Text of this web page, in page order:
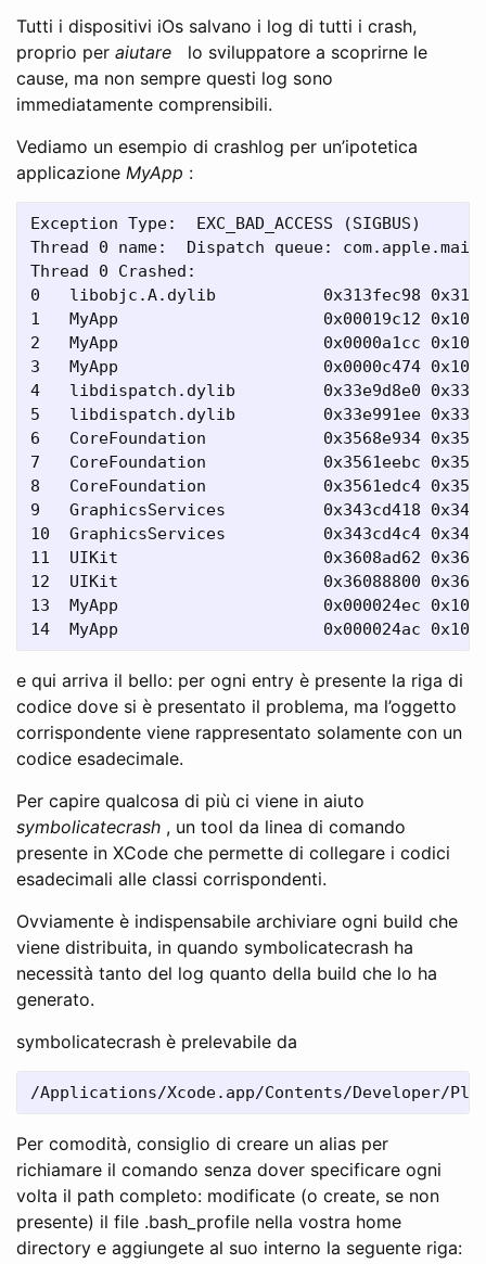
Tutti i dispositivi iOs salvano i log di tutti i crash,
proprio per aiutare lo sviluppatore a scoprirne le
cause, ma non sempre questi log sono
immediatamente comprensibili.
Vediamo un esempio di crashlog per un’ipotetica
applicazione MyApp :
Exception Type:  EXC_BAD_ACCESS (SIGBUS)
Thread 0 name:  Dispatch queue:
Thread 0 Crashed:
0   libobjc.A.dylib           0x313fec98
1   MyApp                     0x00019c12 0x1000
2   MyApp                     0x0000a1cc 0x1000
3   MyApp                     0x0000c474 0x1000
4   libdispatch.dylib         0x33e9d8e0
5   libdispatch.dylib         0x33e991ee
6   CoreFoundation            0x3568e934
7   CoreFoundation            0x3561eebc
8   CoreFoundation            0x3561edc4
9   GraphicsServices          0x343cd418
10  GraphicsServices          0x343cd4c4
11  UIKit                     0x3608ad62
12  UIKit                     0x36088800
13  MyApp                     0x000024ec 0x1000
e qui arriva il bello: per ogni entry è presente la riga di
codice dove si è presentato il problema, ma l’oggetto
corrispondente viene rappresentato solamente con un
codice esadecimale.
Per capire qualcosa di più ci viene in aiuto
symbolicatecrash , un tool da linea di comando
presente in XCode che permette di collegare i codici
esadecimali alle classi corrispondenti.
Ovviamente è indispensabile archiviare ogni build che
viene distribuita, in quando symbolicatecrash ha
necessità tanto del log quanto della build che lo ha
generato.
symbolicatecrash è prelevabile da
Per comodità, consiglio di creare un alias per
richiamare il comando senza dover specificare ogni
volta il path completo: modificate (o create, se non
presente) il file .bash_profile nella vostra home
directory e aggiungete al suo interno la seguente riga: